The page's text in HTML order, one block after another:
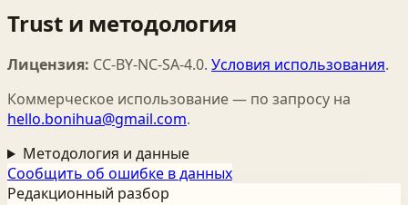
Trust и методология
Лицензия: CC-BY-NC-SA-4.0. Условия использования.
Коммерческое использование — по запросу на
hello.bonihua@gmail.com.
Методология и данные
Сообщить об ошибке в данных
Редакционный разбор